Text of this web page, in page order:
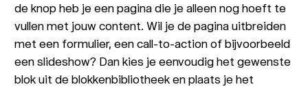
de knop heb je een pagina die je alleen nog hoeft te
vullen met jouw content. Wil je de pagina uitbreiden
met een formulier, een call-to-action of bijvoorbeeld
een slideshow? Dan kies je eenvoudig het gewenste
blok uit de blokkenbibliotheek en plaats je het